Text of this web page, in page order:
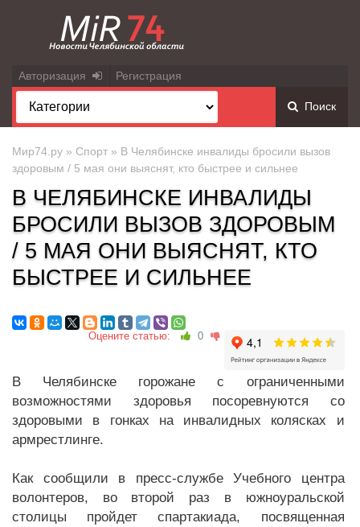
Авторизация Регистрация
Поиск
Мир74.ру » Спорт » В Челябинске инвалиды бросили вызов
здоровым / 5 мая они выяснят, кто быстрее и сильнее
В ЧЕЛЯБИНСКЕ ИНВАЛИДЫ
БРОСИЛИ ВЫЗОВ ЗДОРОВЫМ
/ 5 МАЯ ОНИ ВЫЯСНЯТ, КТО
БЫСТРЕЕ И СИЛЬНЕЕ
Оцените статью: 0
В Челябинске горожане с ограниченными
возможностями здоровья посоревнуются со
здоровыми в гонках на инвалидных колясках и
армрестлинге.
Как сообщили в пресс-службе Учебного центра
волонтеров, во второй раз в южноуральской
столицы пройдет спартакиада, посвященная